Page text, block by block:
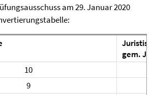
am 29. Januar 2020
gem.
10
9